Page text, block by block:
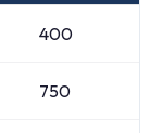
400
750